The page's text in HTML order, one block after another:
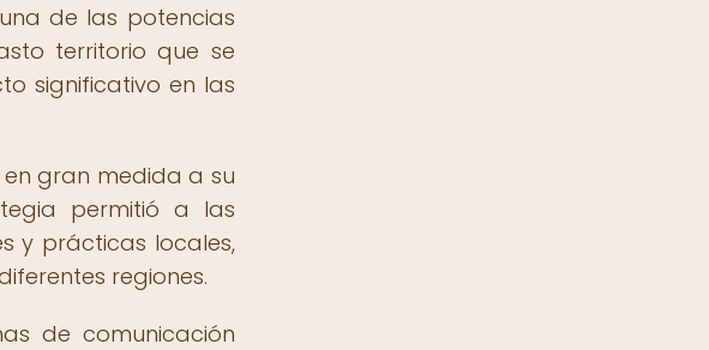
de las potencias
territorio que se
significativo en las
en gran medida a su
permitió a las
y prácticas locales,
regiones.
de comunicación